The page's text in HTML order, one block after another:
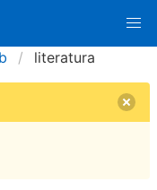
literatura